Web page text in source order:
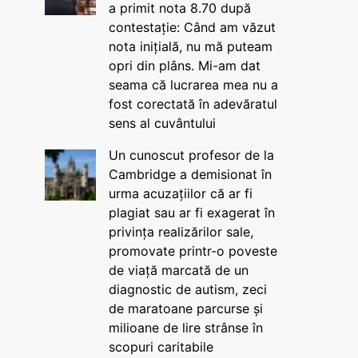
a primit nota 8.70 după
contestație: Când am văzut
nota inițială, nu mă puteam
opri din plâns. Mi-am dat
seama că lucrarea mea nu a
fost corectată în adevăratul
sens al cuvântului
Un cunoscut profesor de la
Cambridge a demisionat în
urma acuzațiilor că ar fi
plagiat sau ar fi exagerat în
privința realizărilor sale,
promovate printr-o poveste
de viață marcată de un
diagnostic de autism, zeci
de maratoane parcurse și
milioane de lire strânse în
scopuri caritabile